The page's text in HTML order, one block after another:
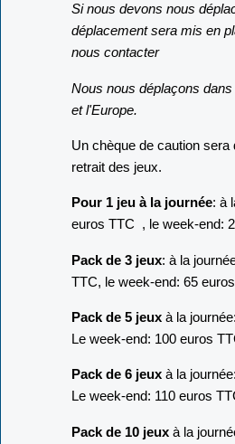
Si nous devons nous
déplacement sera mis en
nous contacter
Nous nous déplaçons
et l'Europe.
Un chèque de caution sera
retrait des jeux.
Pour 1 jeu à la journée: à
euros TTC , le week-end:
Pack de 3 jeux: à la
TTC, le week-end: 65
Pack de 5 jeux à la
Le week-end: 100 euros
Pack de 6 jeux à la
Le week-end: 110 euros
Pack de 10 jeux à la